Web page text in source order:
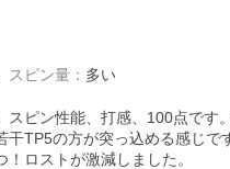
スピン量 ： 多い
スピン性能、打感、100点です
TP5の方が突っ込める感じで
ロストが激減しました。